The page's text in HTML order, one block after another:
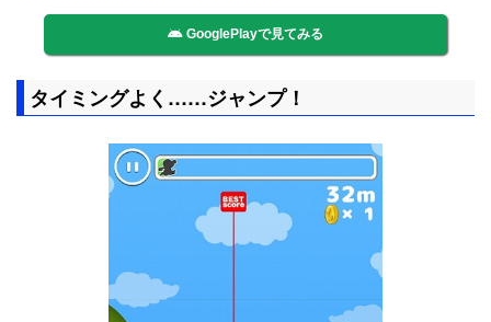
GooglePlayで見てみる
タイミングよく……ジャンプ！